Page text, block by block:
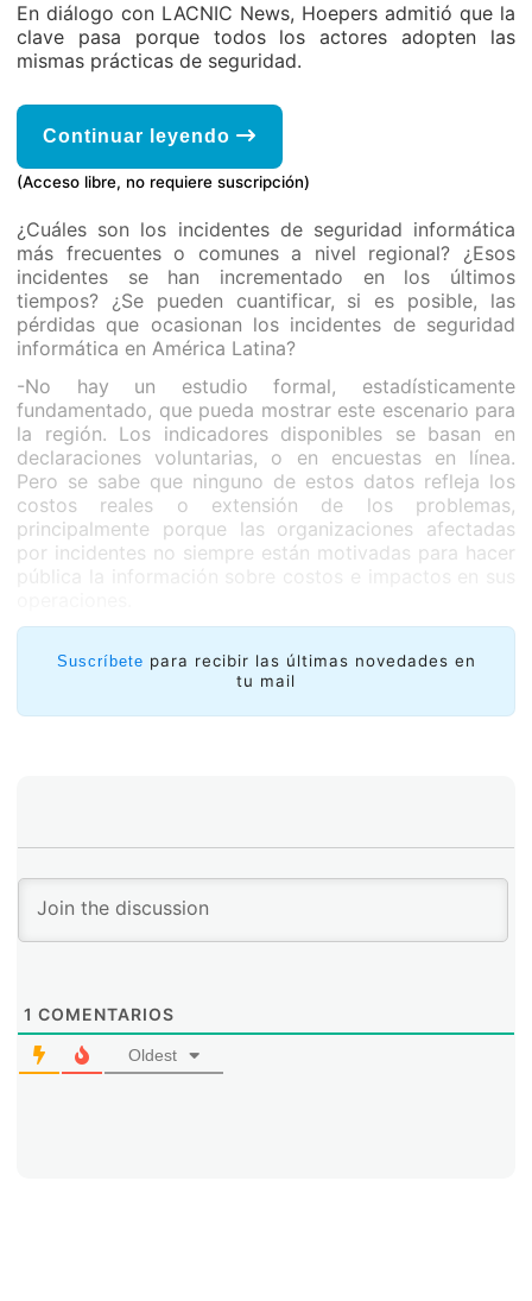
En diálogo con LACNIC News, Hoepers admitió que la
clave pasa porque todos los actores adopten las
mismas prácticas de seguridad.
Continuar leyendo
(Acceso libre, no requiere suscripción)
¿Cuáles son los incidentes de seguridad informática
más frecuentes o comunes a nivel regional? ¿Esos
incidentes se han incrementado en los últimos
tiempos? ¿Se pueden cuantificar, si es posible, las
pérdidas que ocasionan los incidentes de seguridad
informática en América Latina?
-No hay un estudio formal, estadísticamente
fundamentado, que pueda mostrar este escenario para
la región. Los indicadores disponibles se basan en
declaraciones voluntarias, o en encuestas en línea.
Pero se sabe que ninguno de estos datos refleja los
costos reales o extensión de los problemas,
principalmente porque las organizaciones afectadas
por incidentes no siempre están motivadas para hacer
pública la información sobre costos e impactos en sus
Pero existen muchas fuentes públicas de datos
relativos a las actividades maliciosas alrededor del
mundo, que muestran que en nuestra región muchos
de los problemas están relacionados con la gran
difícil de medir, que es la mala reputación de nuestras
redes, y que muchos las ven como un “bad
neighborhood”. Si los operadores de la región no
prácticas así como para la recuperación de botnets y
Suscríbete para recibir las últimas novedades en
tu mail
1 COMENTARIOS
Oldest